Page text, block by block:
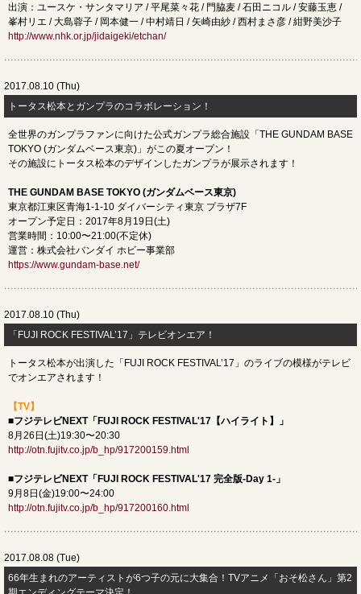
出演：ユースケ・サンタマリア / 平尾菜々花 / 門脇麦 / 石田ニコル / 安藤玉恵 /
峯村リエ / 大島蓉子 / 岡本健一 / 中村靖日 / 矢崎由紗 / 西村まさ彦 / 紺野美沙子
http://www.nhk.or.jp/jidaigeki/etchan/
2017.08.10 (Thu)
トータス松本とガンプラのコラボレーション！
全世界のガンプラファンに向けた公式ガンプラ総合施設「THE GUNDAM BASE
TOKYO (ガンダムベース東京)」がこの夏オープン！
その施設にトータス松本のデザインしたガンプラが展示されます！
THE GUNDAM BASE TOKYO (ガンダムベース東京)
東京都江東区青海1-1-10 ダイバーシティ東京 プラザ7F
オープン予定日：2017年8月19日(土)
営業時間：10:00〜21:00(不定休)
運営：株式会社バンダイ ホビー事業部
https://www.gundam-base.net/
2017.08.10 (Thu)
「FUJI ROCK FESTIVAL’17」テレビオンエア！
トータス松本が出演した「FUJI ROCK FESTIVAL’17」のライブの模様がテレビ
でオンエアされます！
【TV】
■フジテレビNEXT「FUJI ROCK FESTIVAL'17【ハイライト】」
8月26日(土)19:30〜20:30
http://otn.fujitv.co.jp/b_hp/917200159.html
■フジテレビNEXT「FUJI ROCK FESTIVAL'17 完全版-Day 1-」
9月8日(金)19:00〜24:00
http://otn.fujitv.co.jp/b_hp/917200160.html
2017.08.08 (Tue)
66年生まれのアーティストが6つ子の元に大集合！TVアニメ「おそ松さん」第2